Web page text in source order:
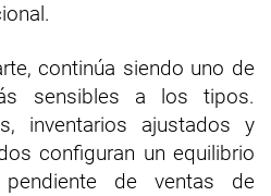
continúa siendo uno de
sensibles a los tipos.
inventarios ajustados y
configuran un equilibrio
de ventas de